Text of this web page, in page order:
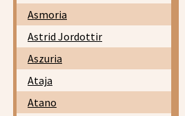
Asmoria
Astrid Jordottir
Aszuria
Ataja
Atano